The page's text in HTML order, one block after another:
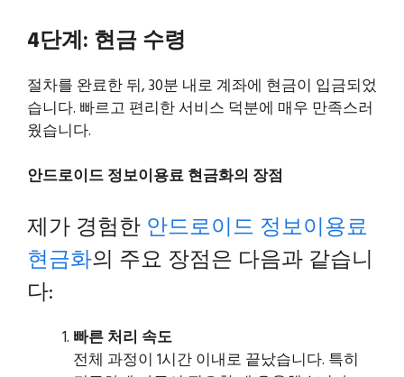
4단계: 현금 수령
절차를 완료한 뒤, 30분 내로 계좌에 현금이 입금되었
습니다. 빠르고 편리한 서비스 덕분에 매우 만족스러
웠습니다.
안드로이드 정보이용료 현금화의 장점
제가 경험한 안드로이드 정보이용료
현금화의 주요 장점은 다음과 같습니
다:
빠른 처리 속도
전체 과정이 1시간 이내로 끝났습니다. 특히